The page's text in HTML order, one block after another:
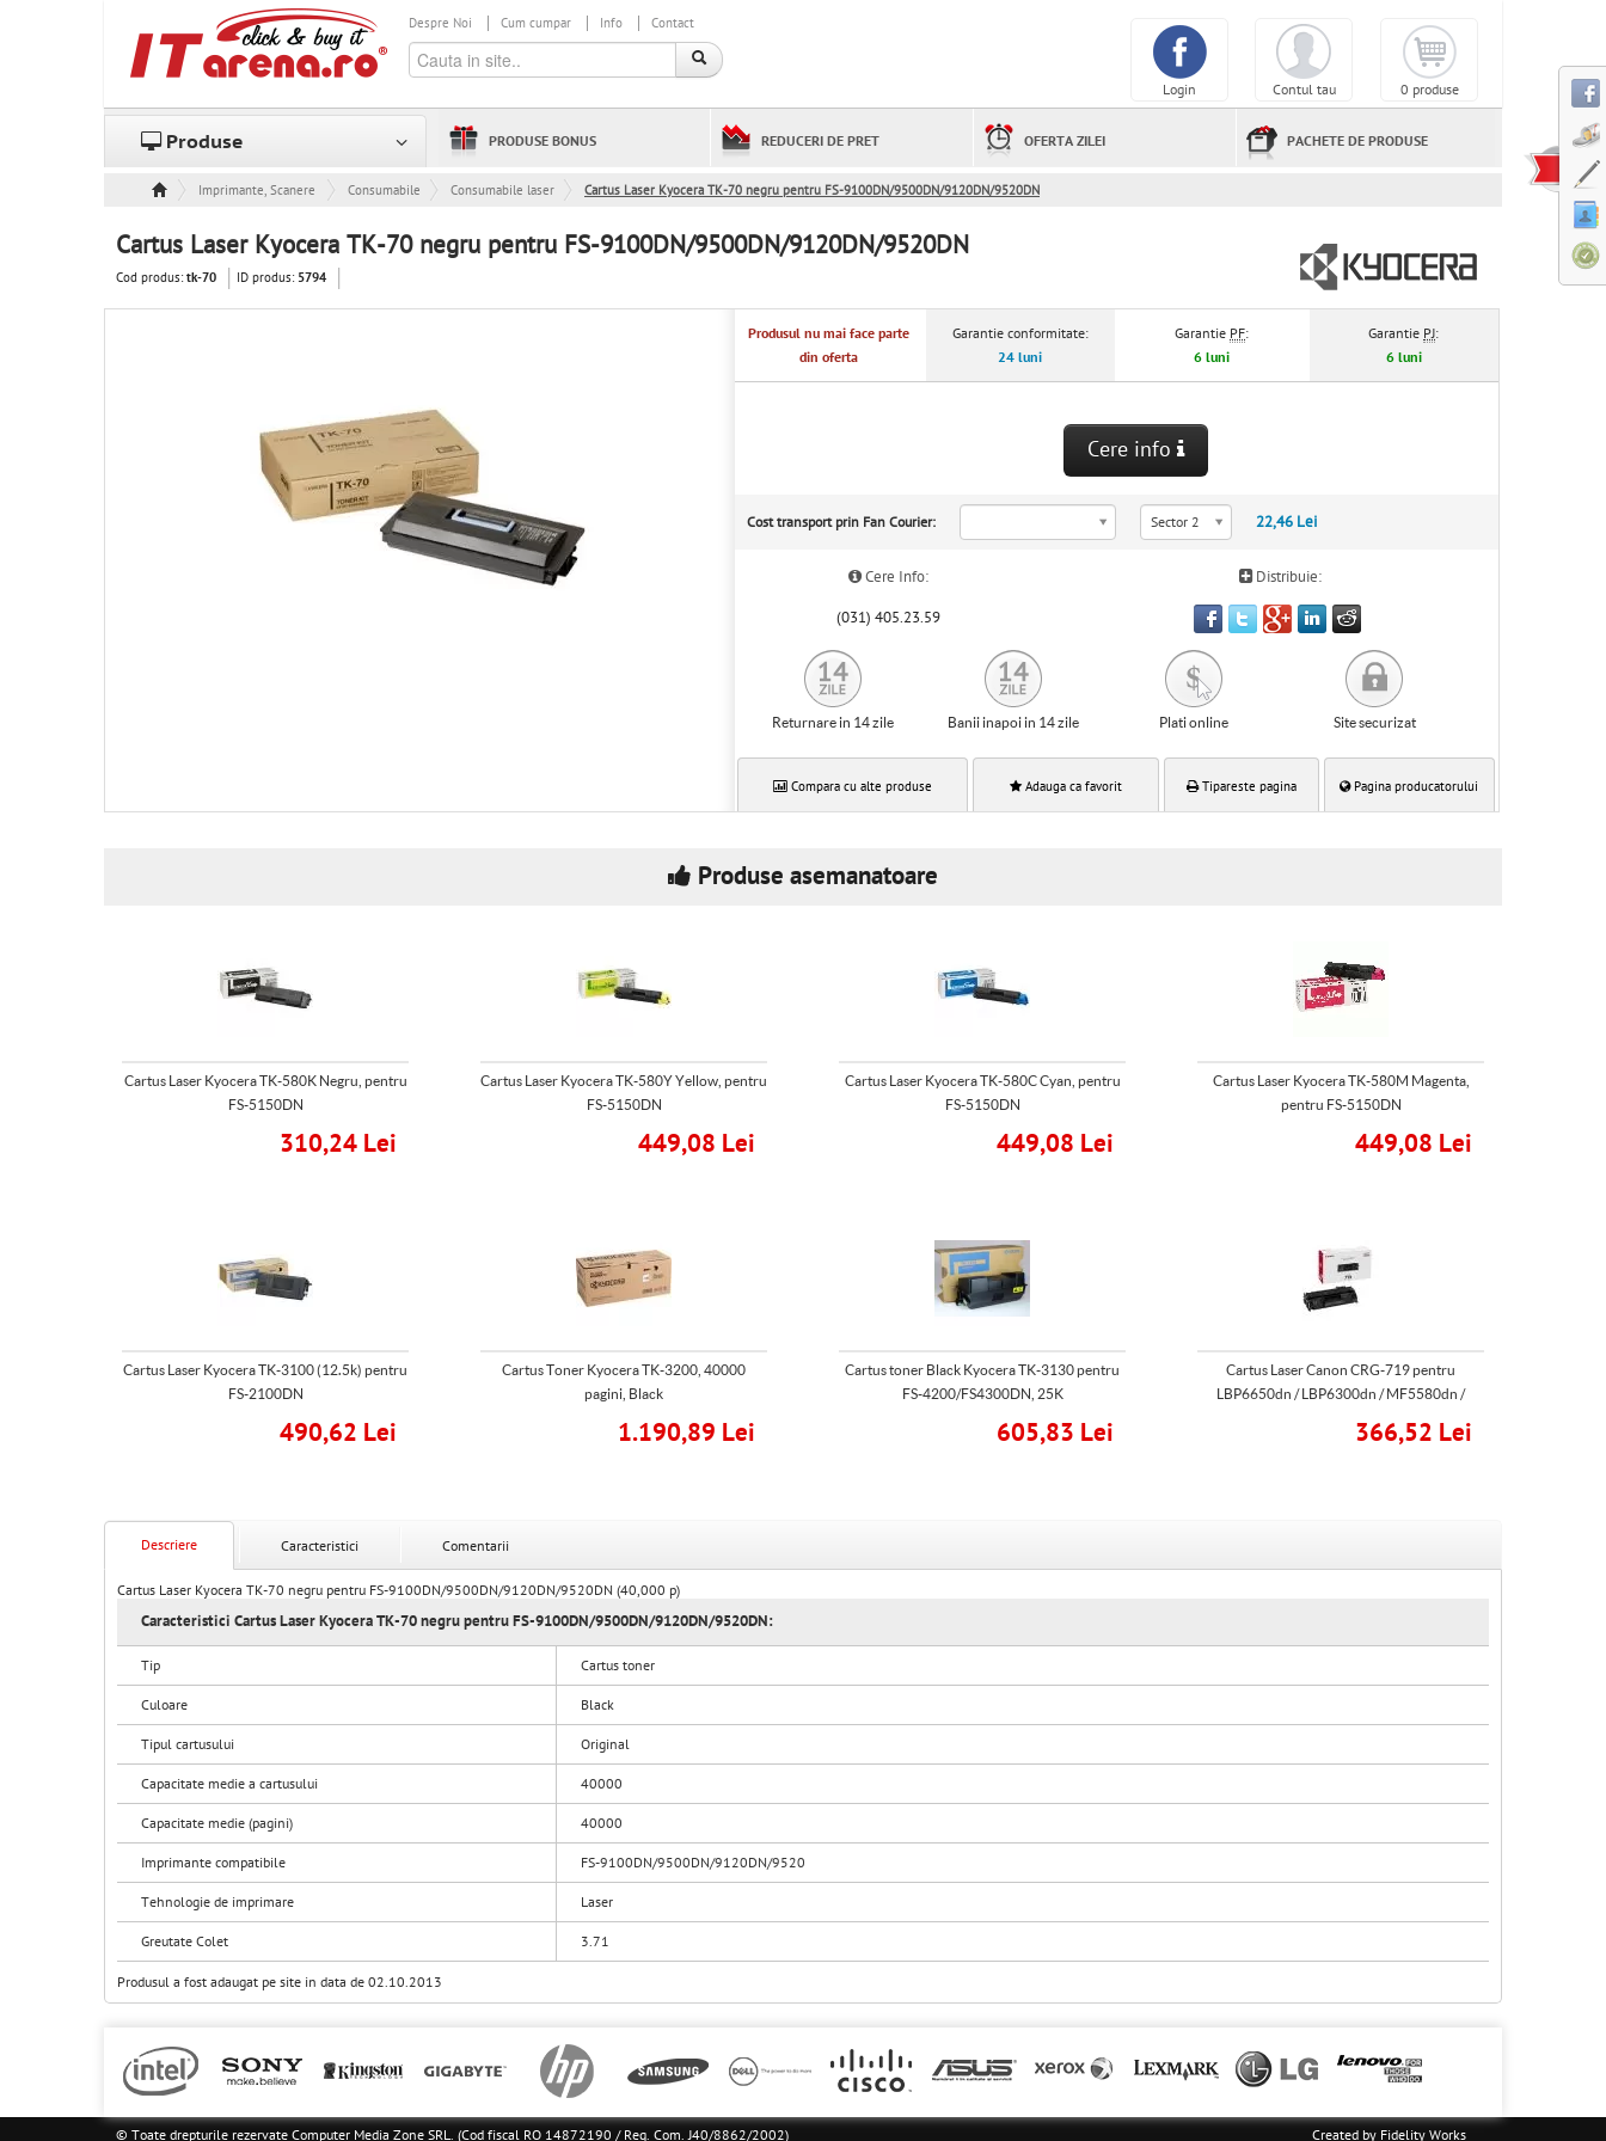
Despre Noi Cum cumpar Info Contact
0 produse
Contul tau
Login
Produse PRODUSE BONUS REDUCERI DE PRET OFERTA ZILEI PACHETE DE PRODUSE
Imprimante, Scanere & Consumabile
Consumabile Consumabile laser Cartus Laser Kyocera TK-70 negru pentru FS-9100DN/9500DN/9120DN/9520DN
Cartus Laser Kyocera TK-70 negru pentru FS-9100DN/9500DN/9120DN/9520DN
Cod produs:tk-70 ID produs: 5794
Produsul nu mai face parte
din oferta
Garantie conformitate:
24 luni
Garantie PF:
6 luni
Garantie PJ:
6 luni
Cere info
Cost transport prin Fan Courier: Sector 2 22,46 Lei
Cere Info: Distribuie:
(031) 405.23.59
Returnare in 14 zile Banii inapoi in 14 zile Plati online Site securizat
Compara cu alte produse Adauga ca favorit Tipareste pagina Pagina producatorului
Produse asemanatoare
Cartus Laser Kyocera TK-580K Negru, pentru
FS-5150DN
310,24 Lei
Cartus Laser Kyocera TK-580Y Yellow, pentru
FS-5150DN
449,08 Lei
Cartus Laser Kyocera TK-580C Cyan, pentru
FS-5150DN
449,08 Lei
Cartus Laser Kyocera TK-580M Magenta,
pentru FS-5150DN
449,08 Lei
Cartus Laser Kyocera TK-3100 (12.5k) pentru
FS-2100DN
490,62 Lei
Cartus Toner Kyocera TK-3200, 40000
pagini, Black
1.190,89 Lei
Cartus toner Black Kyocera TK-3130 pentru
FS-4200/FS4300DN, 25K
605,83 Lei
Cartus Laser Canon CRG-719 pentru
LBP6650dn / LBP6300dn / MF5580dn /
366,52 Lei
Descriere Caracteristici Comentarii
Cartus Laser Kyocera TK-70 negru pentru FS-9100DN/9500DN/9120DN/9520DN (40,000 p)
Caracteristici Cartus Laser Kyocera TK-70 negru pentru FS-9100DN/9500DN/9120DN/9520DN:
Tip Cartus toner
Culoare Black
Tipul cartusului Original
Capacitate medie a cartusului 40000
Capacitate medie (pagini) 40000
Imprimante compatibile FS-9100DN/9500DN/9120DN/9520
Tehnologie de imprimare Laser
Greutate Colet 3.71
Produsul a fost adaugat pe site in data de 02.10.2013
© Toate drepturile rezervate Computer Media Zone SRL. (Cod fiscal RO 14872190 / Reg. Com. J40/8862/2002) Created by Fidelity Works